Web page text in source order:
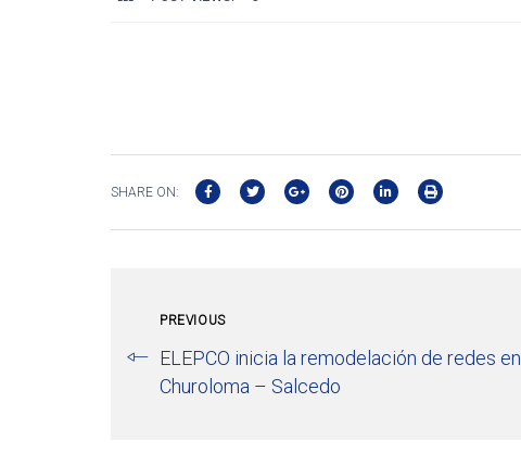
SHARE ON:
PREVIOUS
ELEPCO inicia la remodelación de redes en
Churoloma – Salcedo